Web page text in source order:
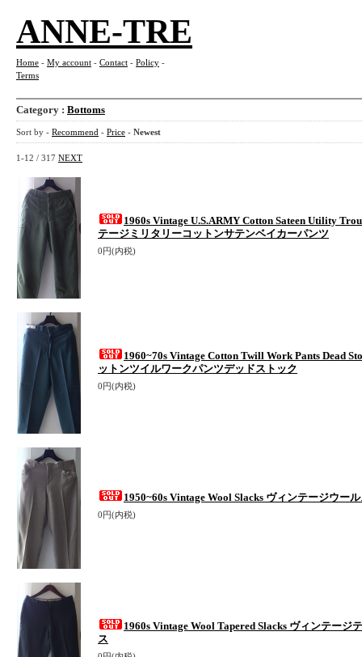
ANNE-TRE
Home - My account - Contact - Policy -
Terms
Category : Bottoms
Sort by - Recommend - Price - Newest
1-12 / 317 NEXT
1960s Vintage U.S.ARMY Cotton Sateen Utility
テージミリタリーコットンサテンベイカーパンツ
0円(内税)
1960~70s Vintage Cotton Twill Work Pants Dead
ットンツイルワークパンツデッドストック
0円(内税)
1950~60s Vintage Wool Slacks ヴィンテージウー
0円(内税)
1960s Vintage Wool Tapered Slacks ヴィンテージ
ス